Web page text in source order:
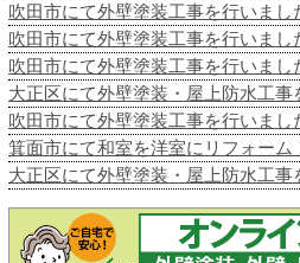
吹田市にて外壁塗装工事を行いまし
吹田市にて外壁塗装工事を行いまし
吹田市にて外壁塗装工事を行いまし
大正区にて外壁塗装・屋上防水工事
吹田市にて外壁塗装工事を行いまし
箕面市にて和室を洋室にリフォーム
大正区にて外壁塗装・屋上防水工事